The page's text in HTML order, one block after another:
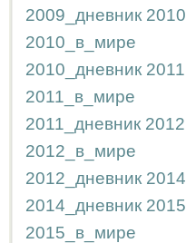
2009_дневник 2010
2010_в_мире
2010_дневник 2011
2011_в_мире
2011_дневник 2012
2012_в_мире
2012_дневник 2014
2014_дневник 2015
2015_в_мире